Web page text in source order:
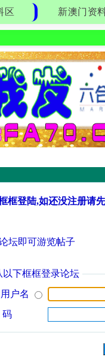
区 新澳门资
框登陆,如还没注册请
坛即可游览帖子
以下框框登录论坛
用户名
码